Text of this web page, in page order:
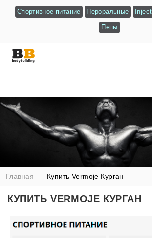
Спортивное питание Пероральные Inject
Пепы
Главная Купить Vermoje Курган
КУПИТЬ VERMOJE КУРГАН